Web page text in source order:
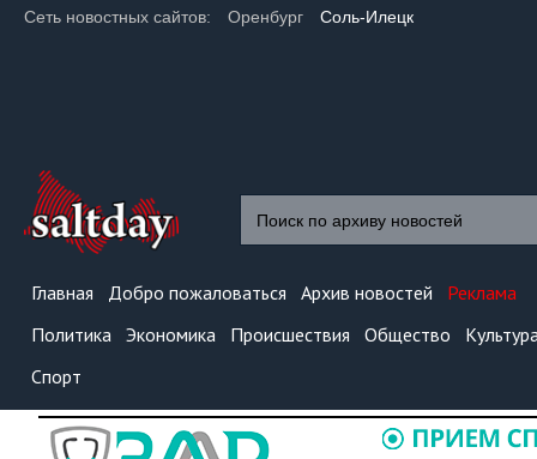
Сеть новостных сайтов: Оренбург Соль-Илецк
Главная Добро пожаловаться Архив новостей
Реклама
Политика Экономика Происшествия Общество
Спорт